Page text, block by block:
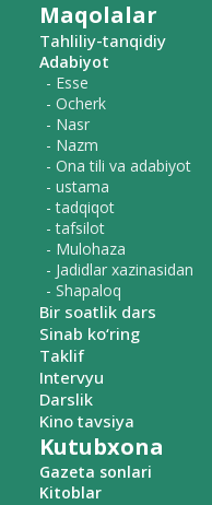
Maqolalar
Tahliliy-tanqidiy
Adabiyot
- Esse
- Ocherk
- Nasr
- Nazm
- Ona tili va adabiyot
- ustama
- tadqiqot
- tafsilot
- Mulohaza
- Jadidlar xazinasidan
- Shapaloq
Bir soatlik dars
Sinab ko‘ring
Taklif
Intervyu
Darslik
Kino tavsiya
Kutubxona
Gazeta sonlari
Kitoblar